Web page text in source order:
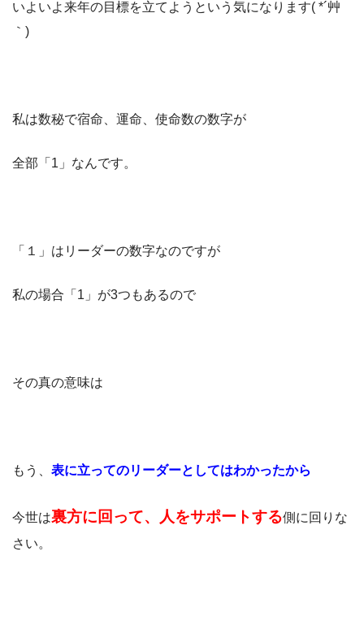
いよいよ来年の目標を立てようという気になります( *´艸
｀)
私は数秘で宿命、運命、使命数の数字が
全部「1」なんです。
「１」はリーダーの数字なのですが
私の場合「1」が3つもあるので
その真の意味は
もう、 表に立ってのリーダーとしてはわかったから
今世は裏方に回って、人をサポートする側に回りな
さい。